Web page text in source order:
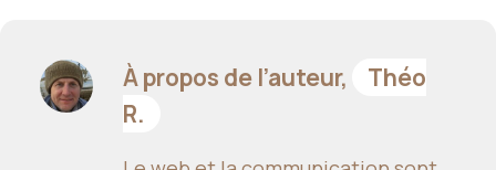
À propos de l’auteur,
Théo
R.